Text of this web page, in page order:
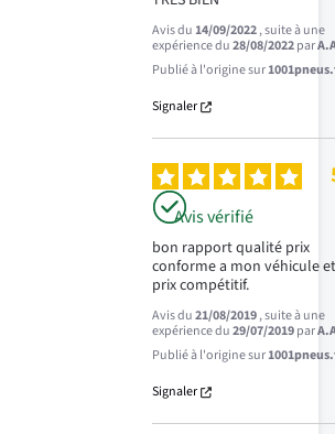
Avis du14/09/2022, suite à une
expérience du28/08/2022par
Publié à l'origine sur
Signaler
Avis vérifié
bon rapport qualité prix
conforme a mon véhicule
prix compétitif.
Avis du21/08/2019, suite à une
expérience du29/07/2019par
Publié à l'origine sur
Signaler